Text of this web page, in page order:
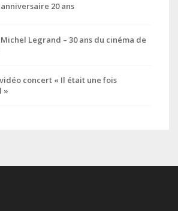
20 ans
Legrand – 30 ans du cinéma de
concert « Il était une fois
»